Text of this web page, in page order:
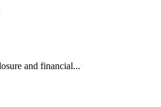
and financial...